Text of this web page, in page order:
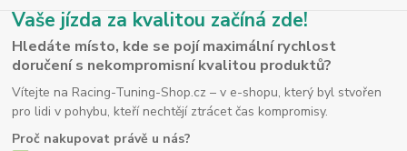
Vaše jízda za kvalitou začíná zde!
Hledáte místo, kde se pojí maximální rychlost
doručení s nekompromisní kvalitou produktů?
Vítejte na Racing-Tuning-Shop.cz – v e-shopu, který byl stvořen
pro lidi v pohybu, kteří nechtějí ztrácet čas kompromisy.
Proč nakupovat právě u nás?